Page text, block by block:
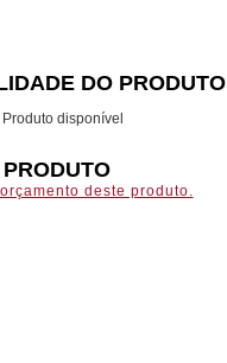
DO PRODUTO
Produto disponível
deste produto.